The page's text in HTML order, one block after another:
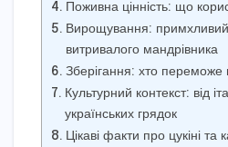
Поживна цінність: що
Вирощування: примхливий
витривалого мандрівника
Зберігання: хто переможе в
Культурний контекст: від
українських грядок
Цікаві факти про цукіні та